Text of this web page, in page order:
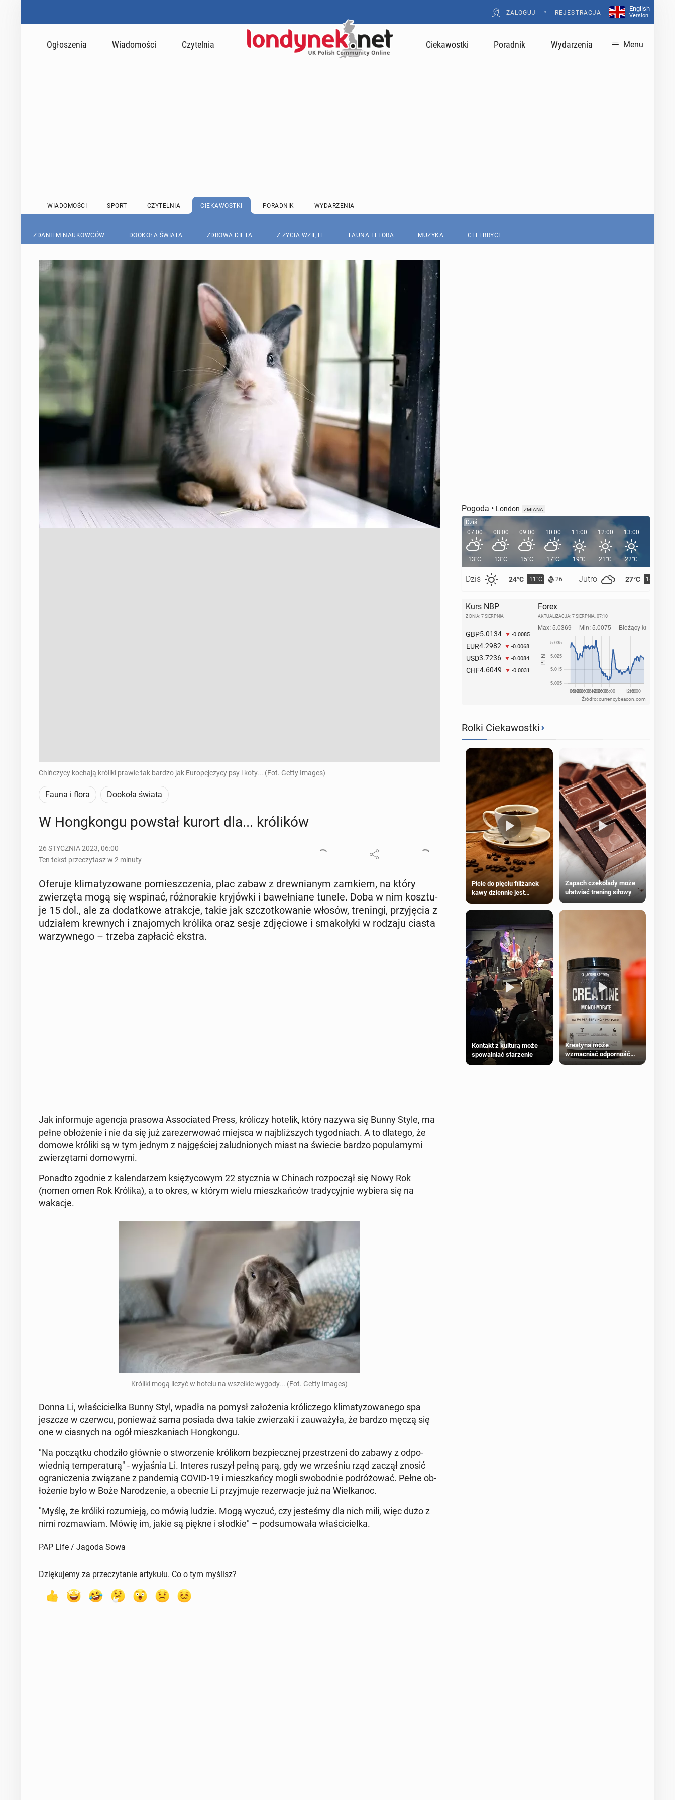
ZALOGUJ • REJESTRACJA
English
Version
Ogłoszenia Wiadomości Czytelnia Ciekawostki Poradnik Wydarzenia Menu
WIADOMOŚCI SPORT CZYTELNIA CIEKAWOSTKI PORADNIK WYDARZENIA
ZDANIEM NAUKOWCÓW DOOKOŁA ŚWIATA ZDROWA DIETA Z ŻYCIA WZIĘTE FAUNA I FLORA MUZYKA CELEBRYCI
Chińczycy kochają króliki prawie tak bardzo jak Europejczycy psy i koty... (Fot. Getty Images)
Fauna i flora Dookoła świata
W Hong­kon­gu powstał kurort dla... kró­li­ków
26 STYCZNIA 2023, 06:00
Ten tekst przeczytasz w 2 minuty
Oferuje kli­ma­ty­zo­wa­ne po­miesz­cze­nia, plac zabaw z drew­nia­nym zamkiem, na który
zwie­rzę­ta mogą się wspinać, róż­no­ra­kie kry­jów­ki i ba­weł­nia­ne tunele. Doba w nim kosz­tu­
je 15 dol., ale za do­dat­ko­we atrak­cje, takie jak szczot­ko­wa­nie włosów, tre­nin­gi, przy­ję­cia z
udzia­łem krew­nych i zna­jo­mych królika oraz sesje zdję­cio­we i sma­ko­ły­ki w rodzaju ciasta
wa­rzyw­ne­go – trzeba za­pła­cić ekstra.
Jak in­for­mu­je agencja prasowa As­so­cia­ted Press, kró­li­czy hotelik, który nazywa się Bunny Style, ma
pełne ob­ło­że­nie i nie da się już za­re­zer­wo­wać miejsca w naj­bliż­szych ty­go­dniach. A to dlatego, że
domowe króliki są w tym jednym z naj­gę­ściej za­lud­nio­nych miast na świecie bardzo po­pu­lar­ny­mi
zwie­rzę­ta­mi do­mo­wy­mi.
Ponadto zgodnie z ka­len­da­rzem księ­ży­co­wym 22 stycz­nia w Chinach roz­po­czął się Nowy Rok
(nomen omen Rok Królika), a to okres, w którym wielu miesz­kań­ców tra­dy­cyj­nie wybiera się na
wakacje.
Króliki mogą liczyć w hotelu na wszel­kie wygody... (Fot. Getty Images)
Donna Li, wła­ści­ciel­ka Bunny Styl, wpadła na pomysł za­ło­że­nia kró­li­cze­go kli­ma­ty­zo­wa­ne­go spa
jeszcze w czerwcu, po­nie­waż sama posiada dwa takie zwie­rza­ki i za­uwa­ży­ła, że bardzo męczą się
one w cia­snych na ogół miesz­ka­niach Hong­kon­gu.
"Na po­cząt­ku cho­dzi­ło głównie o stwo­rze­nie kró­li­kom bez­piecz­nej prze­strze­ni do zabawy z od­po­
wied­nią tem­pe­ra­tu­rą" - wy­ja­śnia Li. Interes ruszył pełną parą, gdy we wrze­śniu rząd zaczął znosić
ogra­ni­cze­nia zwią­za­ne z pan­de­mią COVID-19 i miesz­kań­cy mogli swo­bod­nie po­dró­żo­wać. Pełne ob­
ło­że­nie było w Boże Na­ro­dze­nie, a obecnie Li przyj­mu­je re­zer­wa­cje już na Wiel­ka­noc.
"Myślę, że króliki ro­zu­mie­ją, co mówią ludzie. Mogą wyczuć, czy je­ste­śmy dla nich mili, więc dużo z
nimi roz­ma­wiam. Mówię im, jakie są piękne i słodkie" – pod­su­mo­wa­ła wła­ści­ciel­ka.
PAP Life / Jagoda Sowa
Dziękujemy za przeczytanie artykułu. Co o tym myślisz?
Pogoda • London ZMIANA
Dziś
07:00
13°C
Dziś 24°C 11°C 26 Jutro 27°C 14°C
08:00
13°C
09:00
15°C
10:00
17°C
11:00
19°C
12:00
21°C
13:00
22°C
Kurs NBP
Z DNIA: 7 SIERPNIA
GBP5.0134 -0.0085
EUR4.2982 -0.0068
USD3.7236 -0.0084
CHF4.6049 -0.0031
Forex
AKTUALIZACJA: 7 SIERPNIA, 07:10
Źródło: currencybeacon.com
Rolki Ciekawostki›
Picie do pięciu filiżanek
kawy dziennie jest
większości dorosłych
Zapach czekolady może
ułatwiać trening siłowy
Kontakt z kulturą może
spowalniać starzenie
Kreatyna może
wzmacniać odporność
przeciw nowotworom